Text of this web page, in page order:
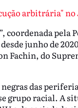
arbitrária" no
coordenada
junho de
Fachin, do
das
grupo racial. A